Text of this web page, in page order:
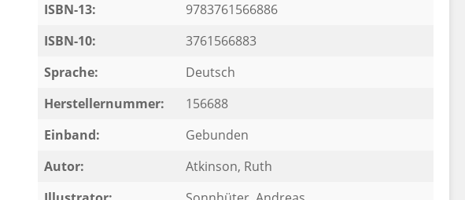
ISBN-13:
9783761566886
ISBN-10:
3761566883
Sprache:
Deutsch
Herstellernummer:
156688
Einband:
Gebunden
Autor:
Atkinson, Ruth